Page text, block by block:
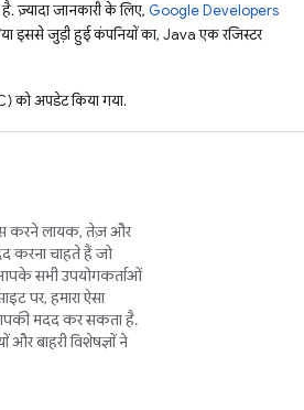
ज़्यादा जानकारी के लिए, Google Developers
इससे जुड़ी हुई कंपनियों का, Java एक रजिस्टर
को अपडेट किया गया.
करने लायक, तेज़ और
करना चाहते हैं जो
सभी उपयोगकर्ताओं
पर, हमारा ऐसा
मदद कर सकता है.
बाहरी विशेषज्ञों ने